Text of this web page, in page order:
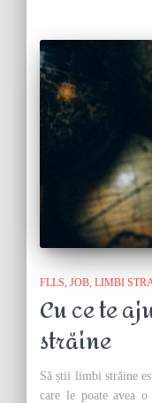
FLLS JOB LIMBI
Cu ce te
străine
Să știi limbi străine
care le poate avea